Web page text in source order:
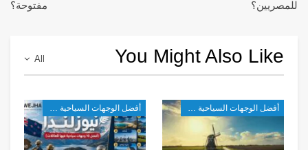
للمصريين؟
مفتوحة؟
All You Might Also Like